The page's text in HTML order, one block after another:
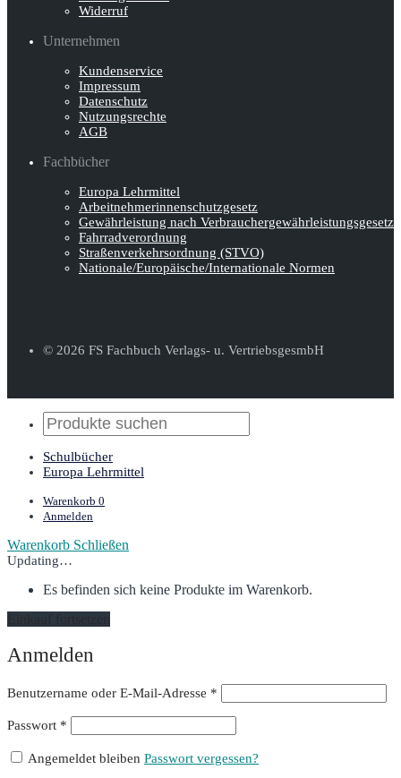
Widerruf
Unternehmen
Kundenservice
Impressum
Datenschutz
Nutzungsrechte
AGB
Fachbücher
Europa Lehrmittel
Arbeitnehmerinnen­schutz­gesetz
Gewährleistung nach Verbraucher­gewähr­leistungsgesetz
Fahrradverordnung
Straßenverkehrs­ordnung (STVO)
Nationale/Europäische/Internationale Normen
© 2026 FS Fachbuch Verlags- u. VertriebsgesmbH
Schulbücher
Europa Lehrmittel
Warenkorb 0
Anmelden
Warenkorb Schließen
Updating…
Es befinden sich keine Produkte im Warenkorb.
Einkauf fortsetzen
Anmelden
Benutzername oder E-Mail-Adresse *
Passwort *
Angemeldet bleiben Passwort vergessen?